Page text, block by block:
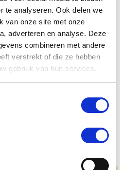
te analyseren. Ook delen we
van onze site met onze
adverteren en analyse. Deze
combineren met andere
verstrekt of die ze hebben
gebruik van hun services.
4.5
star
rating
33 Beoordelingen
250 ml (voorheen